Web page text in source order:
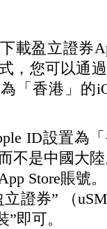
載盈立證券
，您可以通
「香港」的
ID設置為
不是中國大陸
Store賬號。
立證券” （
”即可。